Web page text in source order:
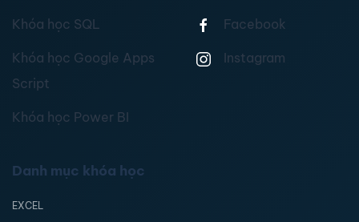
Khóa học SQL
Khóa học Google Apps
Script
Khóa học Power BI
Facebook
Instagram
Danh mục khóa học
EXCEL